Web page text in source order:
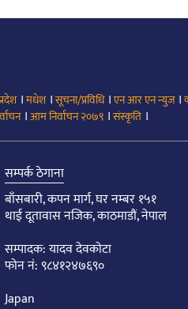
।मधेश।सूचना/प्रविधि।एन आर एन न्युज।
।आम निर्वाचन २०७९ ।संस्कृति ।
सम्पर्क ठेगाना
बाँसबारी, कपन मार्ग, घर नम्बर १५१
थाई दूतावास नजिक, काठमाडौं, नेपाल
सम्पादक: यादव देवकोटा
फोन नं: ९८४१२४७६९०
Japan